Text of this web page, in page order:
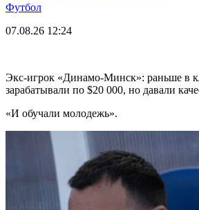
Футбол
07.08.26 12:24
Экс-игрок «Динамо-Минск»: раньше в
зарабатывали по $20 000, но давали
«И обучали молодежь».